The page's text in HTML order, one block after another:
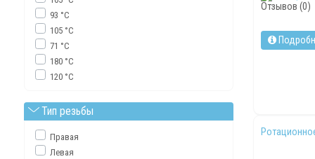
93 °C
105 °C
71 °C
180 °C
120 °C
Тип резьбы
Правая
Левая
Отзывов (0)